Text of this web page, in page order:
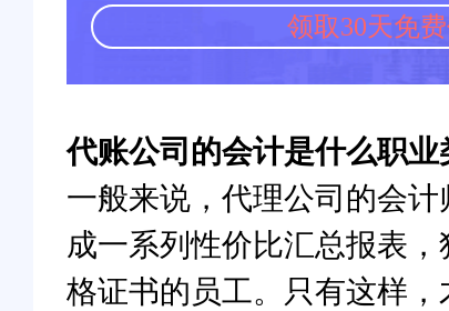
领取30天免
代账公司的会计是什么职业
一般来说，代理公司的会
成一系列性价比汇总报表
格证书的员工。只有这样